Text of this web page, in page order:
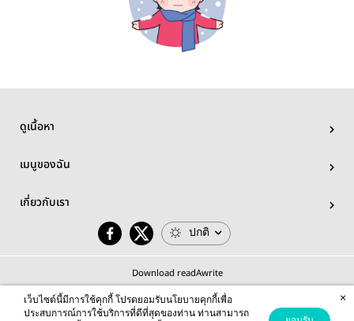
ดูเนื้อหา
เมนูของฉัน
เกี่ยวกับเรา
ปกติ
Download readAwrite
เว็บไซต์นี้มีการใช้คุกกี้ โปรดยอมรับนโยบายคุกกี้เพื่อ
ประสบการณ์การใช้บริการที่ดีที่สุดของท่าน ท่านสามารถ
×